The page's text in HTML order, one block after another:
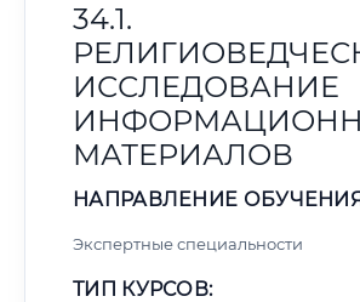
34.1.
ИССЛЕДОВАНИЕ
МАТЕРИАЛОВ
НАПРАВЛЕНИЕ
Экспертные специальности
ТИП КУРСОВ: